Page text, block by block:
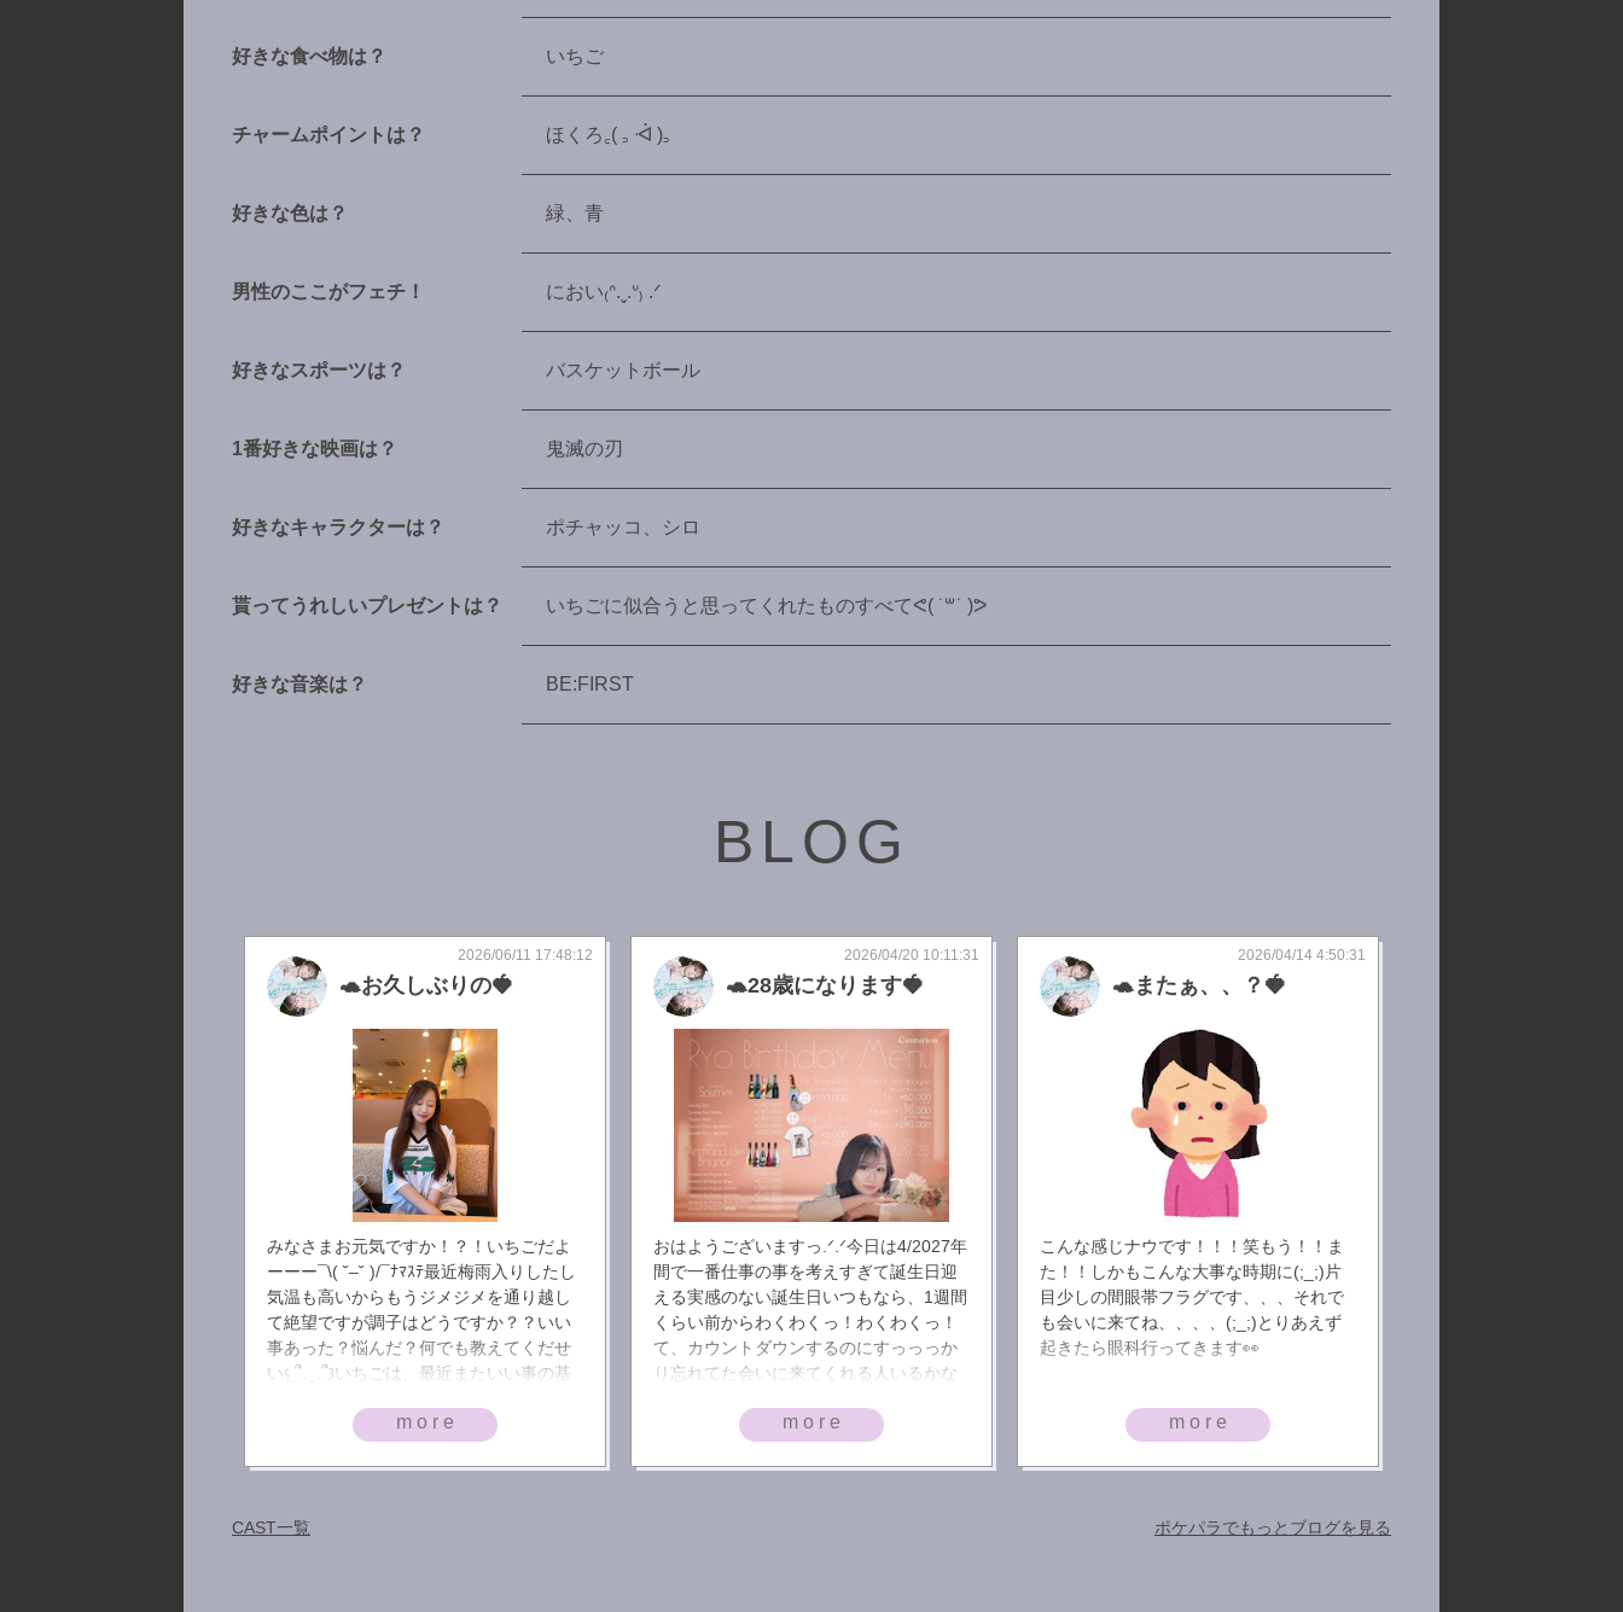
好きな食べ物は？ いちご
チャームポイントは？ ほくろ꜀( ꜆ ᐙ )꜆
好きな色は？ 緑、青
男性のここがフェチ！ におい₍ᐢ.ˬ.ᐡ₎ .ᐟ
好きなスポーツは？ バスケットボール
1番好きな映画は？ 鬼滅の刃
好きなキャラクターは？ ポチャッコ、シロ
貰ってうれしいプレゼントは？ いちごに似合うと思ってくれたものすべてᕙ( ˙꒳​˙ )ᕗ
好きな音楽は？ BE:FIRST
BLOG
🐢お久しぶりの🍓
2026/06/11 17:48:12
みなさまお元気ですか！？！いちごだよ
ーーー¯\( ˘–˘ )/¯ﾅﾏｽﾃ最近梅雨入りしたし
気温も高いからもうジメジメを通り越し
て絶望ですが調子はどうですか？？いい
事あった？悩んだ？何でも教えてくだせ
い𐔌՞. ̫ .՞𐦯いちごは、最近またいい事の基
かなり幸せですまずなんてったって、起
ら始まり二日酔い！幸せ！を通りご飯も
はヽ(`Д´)ﾉ幸せですな。＿＿＿＿＿＿＿＿
more
🐢28歳になります🍓
2026/04/20 10:11:31
おはようございますっ.ᐟ.ᐟ今日は4/2027年
間で一番仕事の事を考えすぎて誕生日迎
える実感のない誕生日いつもなら、1週間
くらい前からわくわくっ！わくわくっ！
て、カウントダウンするのにすっっっか
り忘れてた会いに来てくれる人いるかな
ませんように.ᐟ( ꒦ິ⌓꒦ີ)幸せな誕生日にしま
しいです待ってます🥰
more
🐢またぁ、、？🍓
2026/04/14 4:50:31
こんな感じナウです！！！笑もう！！ま
た！！しかもこんな大事な時期に(;_;)片
目少しの間眼帯フラグです、、、それで
も会いに来てね、、、、(;_;)とりあえず
起きたら眼科行ってきます👀
more
ポケパラでもっとブログを見る
CAST一覧